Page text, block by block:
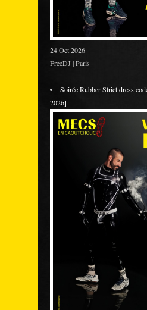
24 Oct 2026
FreeDJ | Paris
Soirée Rubber Strict dress
2026]